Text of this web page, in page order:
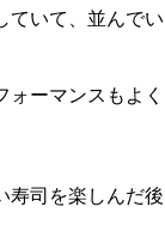
いて、並んで
ーマンスもよ
司を楽しんだ